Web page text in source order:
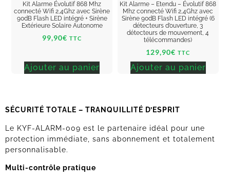
Kit Alarme Évolutif 868 Mhz
connecté Wifi 2,4Ghz avec Sirène
90dB Flash LED intégré + Sirène
Extérieure Solaire Autonome
99,90€ TTC
Ajouter au panier
Kit Alarme – Etendu – Évolutif 868
Mhz connecté Wifi 2,4Ghz avec
Sirène 90dB Flash LED intégré (6
détecteurs d’ouverture, 3
détecteurs de mouvement, 4
télécommandes)
129,90€ TTC
Ajouter au panier
SÉCURITÉ TOTALE – TRANQUILLITÉ D’ESPRIT
Le KYF-ALARM-009 est le partenaire idéal pour une
protection immédiate, sans abonnement et totalement
personnalisable.
Multi-contrôle pratique